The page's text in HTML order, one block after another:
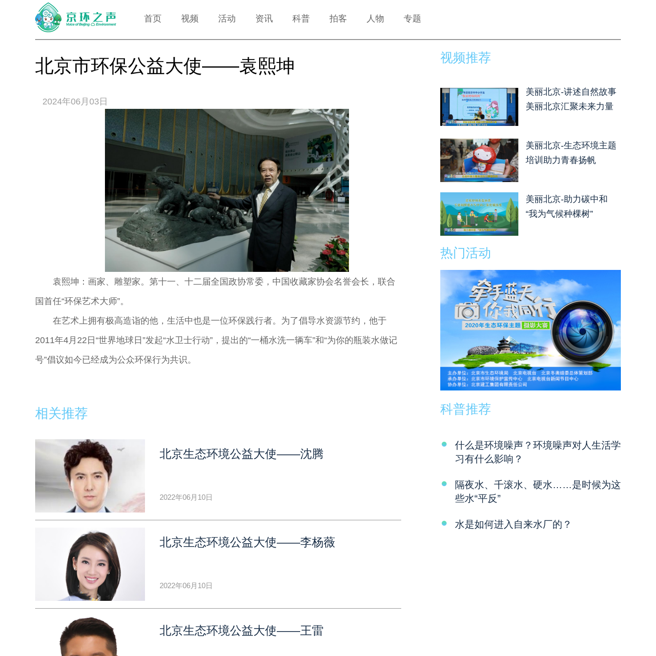
首页 视频 活动 资讯 科普 拍客 人物 专题
北京市环保公益大使——袁熙坤
2024年06月03日
袁熙坤：画家、雕塑家。第十一、十二届全国政协常委，中国收藏家协会名誉会长，联合
国首任“环保艺术大师”。
在艺术上拥有极高造诣的他，生活中也是一位环保践行者。为了倡导水资源节约，他于
2011年4月22日“世界地球日”发起“水卫士行动”，提出的“一桶水洗一辆车”和“为你的瓶装水做记
号”倡议如今已经成为公众环保行为共识。
相关推荐
北京生态环境公益大使——沈腾
2022年06月10日
北京生态环境公益大使——李杨薇
2022年06月10日
北京生态环境公益大使——王雷
视频推荐
美丽北京-讲述自然故事
美丽北京汇聚未来力量
美丽北京-生态环境主题
培训助力青春扬帆
美丽北京-助力碳中和
“我为气候种棵树”
热门活动
科普推荐
什么是环境噪声？环境噪声对人生活学
习有什么影响？
隔夜水、千滚水、硬水……是时候为这
些水“平反”
水是如何进入自来水厂的？